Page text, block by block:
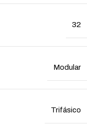
32
Modular
Trifásico